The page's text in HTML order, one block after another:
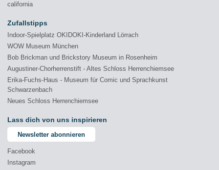
california
Zufallstipps
Indoor-Spielplatz OKIDOKI-Kinderland Lörrach
WOW Museum München
Bob Brickman und Brickstory Museum in Rosenheim
Augustiner-Chorherrenstift - Altes Schloss Herrenchiemsee
Erika-Fuchs-Haus - Museum für Comic und Sprachkunst
Schwarzenbach
Neues Schloss Herrenchiemsee
Lass dich von uns inspirieren
Newsletter abonnieren
Facebook
Instagram